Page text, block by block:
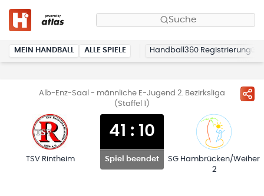
Suche
MEIN HANDBALL ALLE SPIELE Handball360 Registrierung
Alb-Enz-Saal - männliche E-Jugend 2. Bezirksliga
(Staffel 1)
TSV Rintheim
41 : 10
Spiel beendet
SG Hambrücken/Weiher
2